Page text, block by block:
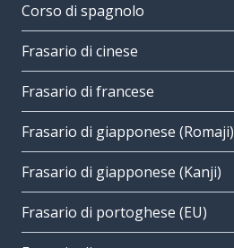
Corso di spagnolo
Frasario di cinese
Frasario di francese
Frasario di giapponese (Romaji)
Frasario di giapponese (Kanji)
Frasario di portoghese (EU)